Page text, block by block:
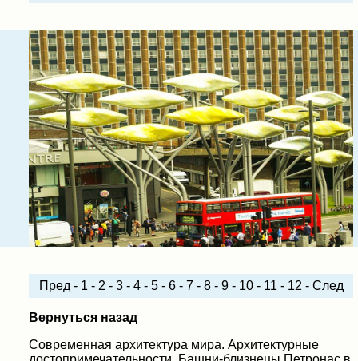
Пред - 1 - 2 - 3- 4- 5- 6- 7- 8- 9- 10- 11 - 12 - След
Вернуться назад
Современная архитектура мира. Архитектурные